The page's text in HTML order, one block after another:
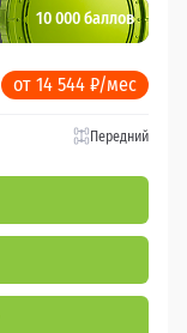
10 000 баллов
от 14 544 ₽/мес
Передний